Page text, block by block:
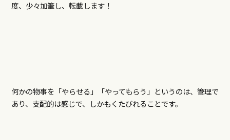
度、少々加筆し、転載します！
何かの物事を「やらせる」「やってもらう」というのは、管理で
あり、支配的は感じで、しかもくたびれることです。